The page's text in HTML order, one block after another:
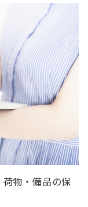
物・備品の保